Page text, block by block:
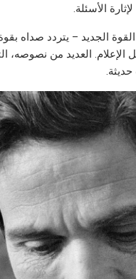
الأسئلة.
القوة الجديد – يتردد صداه
الإعلام. العديد من